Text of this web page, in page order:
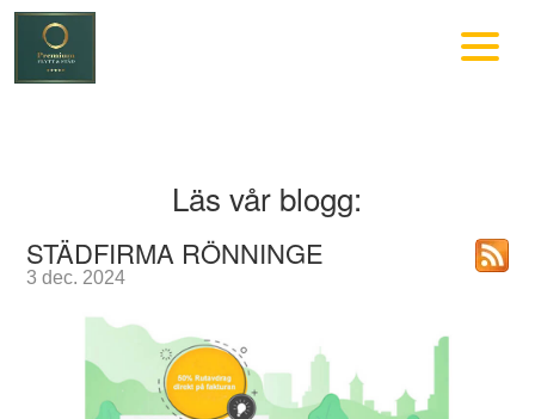
Läs vår blogg:
STÄDFIRMA RÖNNINGE
3 dec. 2024